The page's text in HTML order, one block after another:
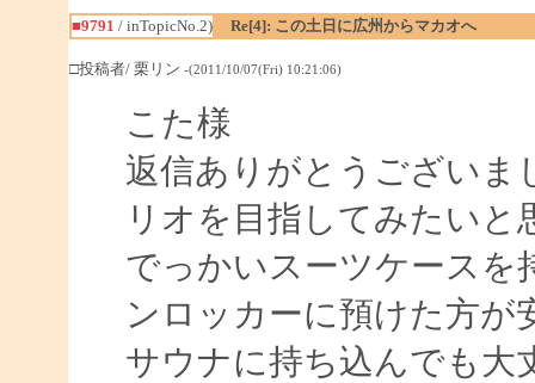
■9791 / inTopicNo.2) Re[4]: この土日に広州からマカオへ
□投稿者/ 栗リン -(2011/10/07(Fri) 10:21:06)
こた様
返信ありがとうございま
リオを目指してみたいと
でっかいスーツケースを
ンロッカーに預けた方が
サウナに持ち込んでも大